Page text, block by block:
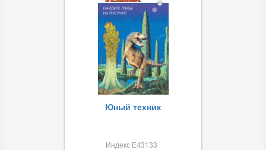
Юный техник
Индекс Е43133